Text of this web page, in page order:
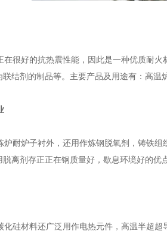
很好的抗热震性能，因此是一种优质耐火
结剂的制品等。主要产品及用途有：高温
耐炉子衬外，还用作炼钢脱氧剂，铸铁组
离剂存正正在钢质量好，歇息环境好的优点
硅材料还广泛用作电热元件，高温半超超